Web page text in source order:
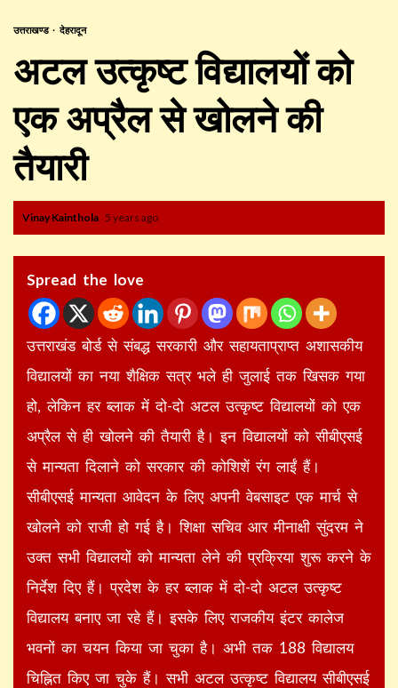
उत्तराखण्ड देहरादून
अटल उत्कृष्ट विद्यालयों को
एक अप्रैल से खोलने की
तैयारी
Vinay Kainthola 5 years ago
Spread the love
उत्तराखंड बोर्ड से संबद्ध सरकारी और सहायताप्राप्त अशासकीय
विद्यालयों का नया शैक्षिक सत्र भले ही जुलाई तक खिसक गया
हो, लेकिन हर ब्लाक में दो-दो अटल उत्कृष्ट विद्यालयों को एक
अप्रैल से ही खोलने की तैयारी है। इन विद्यालयों को सीबीएसई
से मान्यता दिलाने को सरकार की कोशिशें रंग लाईं हैं।
सीबीएसई मान्यता आवेदन के लिए अपनी वेबसाइट एक मार्च से
खोलने को राजी हो गई है। शिक्षा सचिव आर मीनाक्षी सुंदरम ने
उक्त सभी विद्यालयों को मान्यता लेने की प्रक्रिया शुरू करने के
निर्देश दिए हैं। प्रदेश के हर ब्लाक में दो-दो अटल उत्कृष्ट
विद्यालय बनाए जा रहे हैं। इसके लिए राजकीय इंटर कालेज
भवनों का चयन किया जा चुका है। अभी तक 188 विद्यालय
चिह्नित किए जा चुके हैं। सभी अटल उत्कृष्ट विद्यालय सीबीएसई